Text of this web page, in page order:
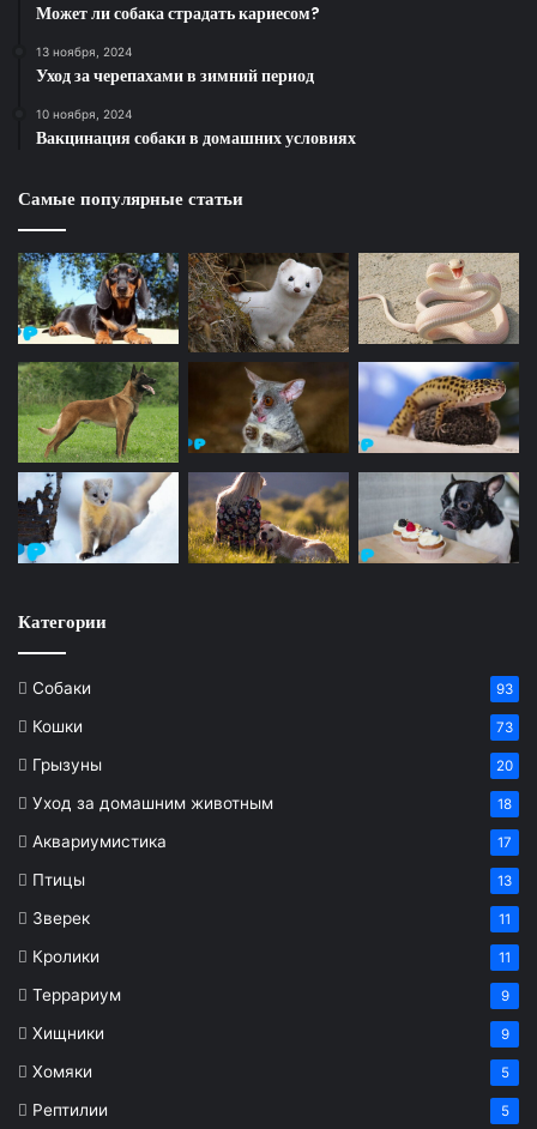
Может ли собака страдать кариесом?
13 ноября, 2024
Уход за черепахами в зимний период
10 ноября, 2024
Вакцинация собаки в домашних условиях
Самые популярные статьи
Категории
Собаки 93
Кошки 73
Грызуны 20
Уход за домашним животным 18
Аквариумистика 17
Птицы 13
Зверек 11
Кролики 11
Террариум 9
Хищники 9
Хомяки 5
Рептилии 5